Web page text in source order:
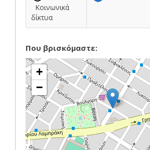
Κοινωνικά
δίκτυα
Που βρισκόμαστε:
+
−